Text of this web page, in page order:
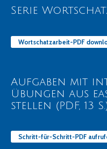
Serie
Wortschatzarbeit-PDF
Aufgaben mit
Übungen aus
stellen (PDF, 13
Schritt-für-Schritt-PDF